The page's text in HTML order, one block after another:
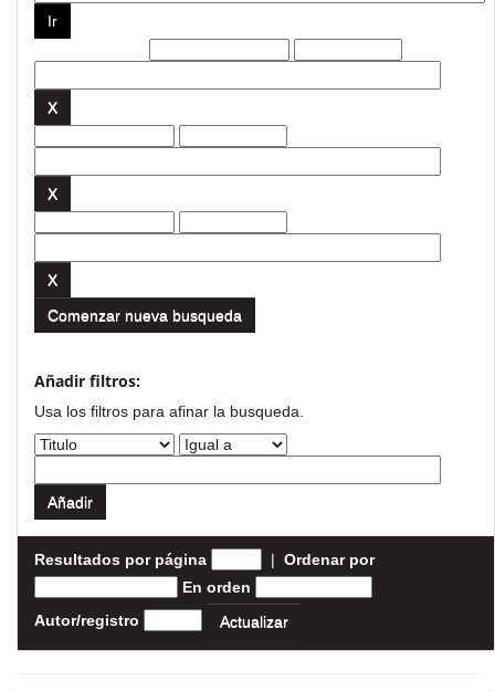
Comenzar nueva busqueda
Añadir filtros:
Usa los filtros para afinar la busqueda.
Resultados por página | Ordenar por
En orden
Autor/registro